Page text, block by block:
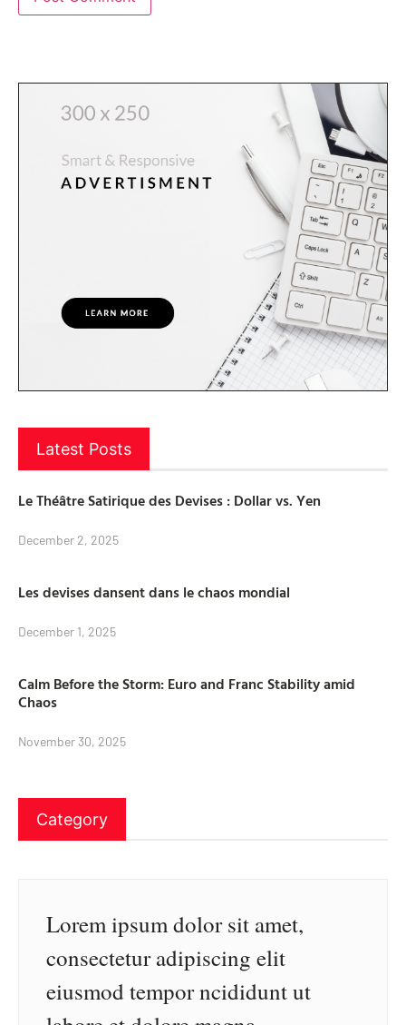
Latest Posts
Le Théâtre Satirique des Devises : Dollar vs. Yen
December 2, 2025
Les devises dansent dans le chaos mondial
December 1, 2025
Calm Before the Storm: Euro and Franc Stability amid
Chaos
November 30, 2025
Category
Lorem ipsum dolor sit amet,
consectetur adipiscing elit
eiusmod tempor ncididunt ut